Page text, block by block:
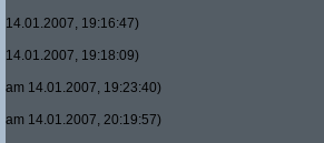
14.01.2007, 19:16:47)
14.01.2007, 19:18:09)
am 14.01.2007, 19:23:40)
am 14.01.2007, 20:19:57)